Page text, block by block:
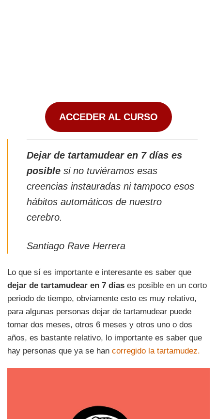
ACCEDER AL CURSO
Dejar de tartamudear en 7 días es
posible si no tuviéramos esas
creencias instauradas ni tampoco esos
hábitos automáticos de nuestro
cerebro.
Santiago Rave Herrera
Lo que sí es importante e interesante es saber que
dejar de tartamudear en 7 días es posible en un corto
periodo de tiempo, obviamente esto es muy relativo,
para algunas personas dejar de tartamudear puede
tomar dos meses, otros 6 meses y otros uno o dos
años, es bastante relativo, lo importante es saber que
hay personas que ya se han corregido la tartamudez.